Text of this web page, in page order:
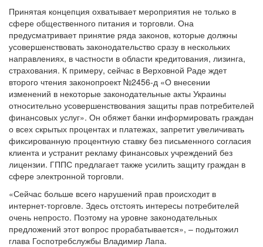
Принятая концепция охватывает мероприятия не только в
сфере общественного питания и торговли. Она
предусматривает принятие ряда законов, которые должны
усовершенствовать законодательство сразу в нескольких
направлениях, в частности в области кредитования, лизинга,
страхования. К примеру, сейчас в Верховной Раде ждет
второго чтения законопроект №2456-д «О внесении
изменений в некоторые законодательные акты Украины
относительно усовершенствования защиты прав потребителей
финансовых услуг». Он обяжет банки информировать граждан
о всех скрытых процентах и платежах, запретит увеличивать
фиксированную процентную ставку без письменного согласия
клиента и устранит рекламу финансовых учреждений без
лицензии. ГППС предлагает также усилить защиту граждан в
сфере электронной торговли.
«Сейчас больше всего нарушений прав происходит в
интернет-торговле. Здесь отстоять интересы потребителей
очень непросто. Поэтому на уровне законодательных
предложений этот вопрос прорабатывается», – подытожил
глава Госпотребслужбы Владимир Лапа.